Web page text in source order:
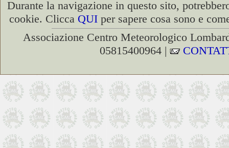
Durante la navigazione in questo sito,
cookie. Clicca QUI per sapere cosa sono e
Associazione Centro Meteorologico
05815400964 |